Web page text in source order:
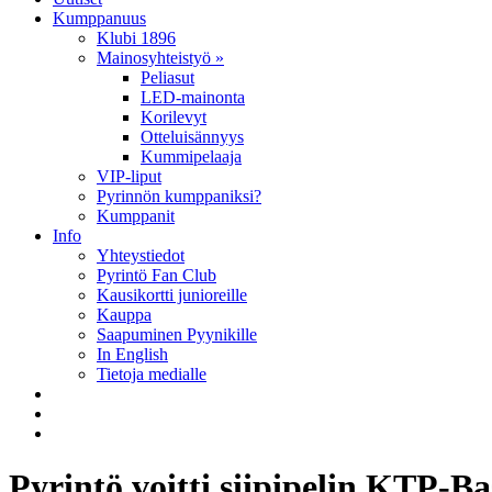
Kumppanuus
Klubi 1896
Mainosyhteistyö »
Peliasut
LED-mainonta
Korilevyt
Otteluisännyys
Kummipelaaja
VIP-liput
Pyrinnön kumppaniksi?
Kumppanit
Info
Yhteystiedot
Pyrintö Fan Club
Kausikortti junioreille
Kauppa
Saapuminen Pyynikille
In English
Tietoja medialle